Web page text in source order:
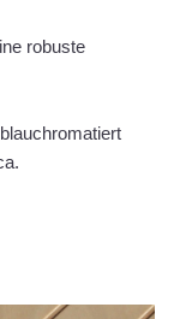
robuste